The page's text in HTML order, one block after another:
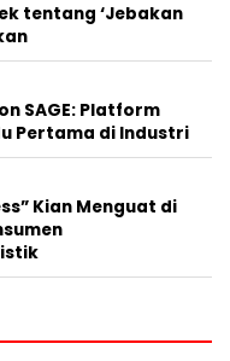
tentang ‘Jebakan
SAGE: Platform
Pertama di Industri
Kian Menguat di